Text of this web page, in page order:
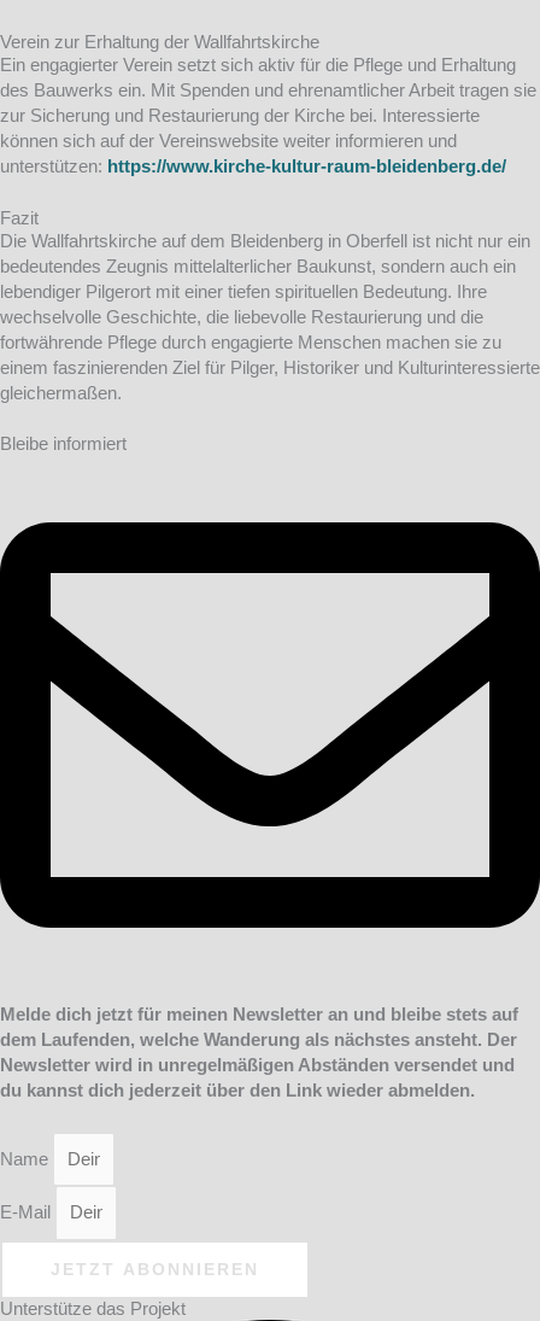
Verein zur Erhaltung der Wallfahrtskirche
Ein engagierter Verein setzt sich aktiv für die Pflege und Erhaltung
des Bauwerks ein. Mit Spenden und ehrenamtlicher Arbeit tragen sie
zur Sicherung und Restaurierung der Kirche bei. Interessierte
können sich auf der Vereinswebsite weiter informieren und
unterstützen: https://www.kirche-kultur-raum-bleidenberg.de/
Fazit
Die Wallfahrtskirche auf dem Bleidenberg in Oberfell ist nicht nur ein
bedeutendes Zeugnis mittelalterlicher Baukunst, sondern auch ein
lebendiger Pilgerort mit einer tiefen spirituellen Bedeutung. Ihre
wechselvolle Geschichte, die liebevolle Restaurierung und die
fortwährende Pflege durch engagierte Menschen machen sie zu
einem faszinierenden Ziel für Pilger, Historiker und Kulturinteressierte
gleichermaßen.
Bleibe informiert
Melde dich jetzt für meinen Newsletter an und bleibe stets auf
dem Laufenden, welche Wanderung als nächstes ansteht. Der
Newsletter wird in unregelmäßigen Abständen versendet und
du kannst dich jederzeit über den Link wieder abmelden.
Name
E-Mail
JETZT ABONNIEREN
Unterstütze das Projekt